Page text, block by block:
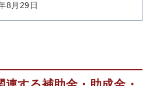
8月29日